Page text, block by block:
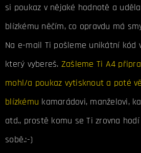
si poukaz v nějaké hodnotě a
blízkému něčím, co opravdu má
Na e-mail Ti pošleme unikátní kód
který vybereš. Zašleme Ti A4
mohl/a poukaz vytisknout a poté
blízkému kamarádovi, manželovi,
atd., prostě komu se Ti zrovna
sobě.:-)